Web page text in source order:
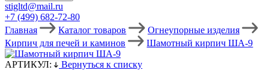
stigltd@mail.ru
+7 (499) 682-72-80
Главная
Каталог товаров
Огнеупорные изделия
Кирпич для печей и каминов
Шамотный кирпич ША-9
АРТИКУЛ: Вернуться к списку